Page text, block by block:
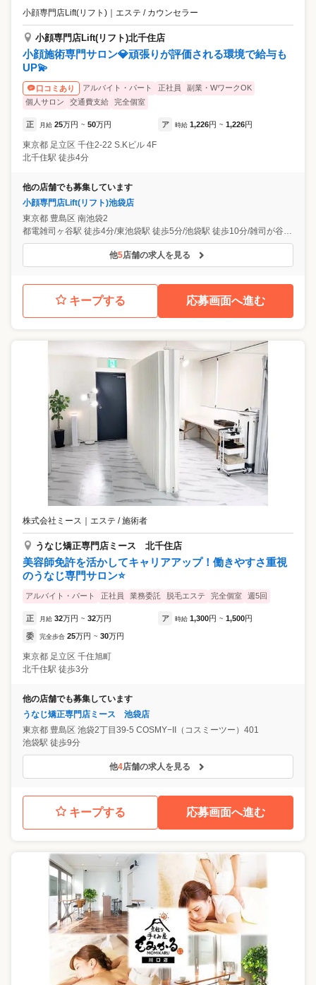
小顔専門店Lift(リフト) ｜ エステ / カウンセラー
小顔専門店Lift(リフト)北千住店
小顔施術専門サロン💎頑張りが評価される環境で給与も
UP💫
口コミあり アルバイト・パート 正社員
副業・WワークOK
個人サロン
交通費支給 完全個室
正 月給 25万円 ~ 50万円 ア 時給 1,226円 ~ 1,226円
東京都 足立区 千住2-22 S.Kビル 4F
北千住駅 徒歩4分
他の店舗でも募集しています
小顔専門店Lift(リフト)池袋店
東京都 豊島区 南池袋2
他5店舗の求人を見る
キープする 応募画面へ進む
株式会社ミース ｜ エステ / 施術者
うなじ矯正専門店ミース 北千住店
美容師免許を活かしてキャリアアップ！働きやすさ重視
のうなじ専門サロン⭐️
アルバイト・パート 正社員 業務委託 脱毛エステ 完全個室 週5回
正 月給 32万円 ~ 32万円 ア 時給 1,300円 ~ 1,500円
委 完全歩合 25万円 ~ 30万円
東京都 足立区 千住旭町
北千住駅 徒歩3分
他の店舗でも募集しています
うなじ矯正専門店ミース 池袋店
東京都 豊島区 池袋2丁目39-5 COSMY−II（コスミーツー）401
池袋駅 徒歩9分
他4店舗の求人を見る
キープする 応募画面へ進む